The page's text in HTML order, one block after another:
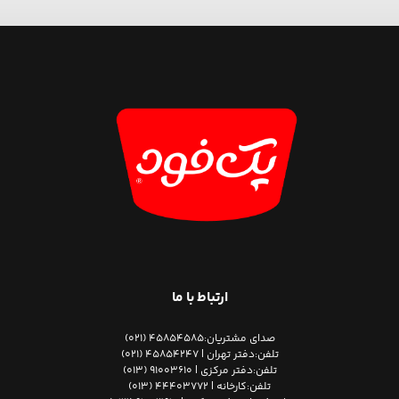
ارتباط با ما
صدای مشتریان:45854585 (021)
تلفن:دفتر تهران | 45854247 (021)
تلفن:دفتر مرکزی | 91003610 (013)
تلفن:کارخانه | 44403772 (013)